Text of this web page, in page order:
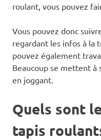
roulant, vous pouvez
Vous pouvez donc
regardant les infos à la
pouvez également
Beaucoup se mettent à
en joggant.
Quels sont
tapis